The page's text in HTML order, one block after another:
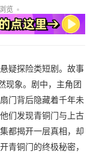
览
疑探险类短剧。故事
现象。剧中，主角团
门背后隐藏着千年未
们发现青铜门与上古
都揭开一层真相，却
青铜门的终极秘密，